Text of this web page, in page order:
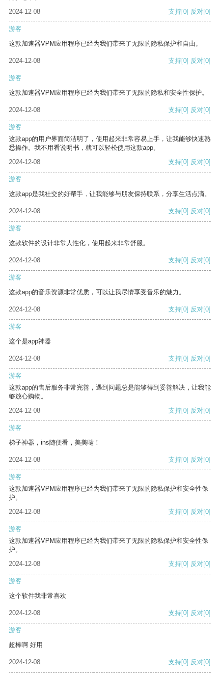
2024-12-08
支持[0] 反对[0]
游客
这款加速器VPM应用程序已经为我们带来了无限的隐私保护和自由。
2024-12-08 支持[0] 反对[0]
游客
这款加速器VPM应用程序已经为我们带来了无限的隐私和安全性保护。
2024-12-08 支持[0] 反对[0]
游客
这款app的用户界面简洁明了，使用起来非常容易上手，让我能够快速熟
悉操作。我不用看说明书，就可以轻松使用这款app。
2024-12-08
支持[0] 反对[0]
游客
这款app是我社交的好帮手，让我能够与朋友保持联系，分享生活点滴。
2024-12-08 支持[0] 反对[0]
游客
这款软件的设计非常人性化，使用起来非常舒服。
2024-12-08 支持[0] 反对[0]
游客
这款app的音乐资源非常优质，可以让我尽情享受音乐的魅力。
2024-12-08 支持[0] 反对[0]
游客
这个是app神器
2024-12-08 支持[0] 反对[0]
游客
这款app的售后服务非常完善，遇到问题总是能够得到妥善解决，让我能
够放心购物。
2024-12-08
支持[0] 反对[0]
游客
梯子神器，ins随便看，美美哒！
2024-12-08 支持[0] 反对[0]
游客
这款加速器VPM应用程序已经为我们带来了无限的隐私保护和安全性保
护。
2024-12-08
支持[0] 反对[0]
游客
这款加速器VPM应用程序已经为我们带来了无限的隐私保护和安全性保
护。
2024-12-08
支持[0] 反对[0]
游客
这个软件我非常喜欢
2024-12-08 支持[0] 反对[0]
游客
超棒啊 好用
2024-12-08 支持[0] 反对[0]